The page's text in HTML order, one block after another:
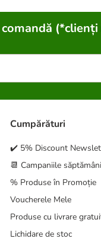
Cumpărături
✔️ 5% Discount
📆 Campaniile
% Produse în Promoție
Voucherele Mele
Produse cu livrare
Lichidare de stoc